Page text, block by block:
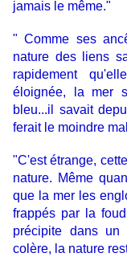
jamais le même."
" Comme ses
nature des liens
rapidement
éloignée, la mer
bleu...il savait
ferait le moindre
"C'est étrange,
nature. Même
que la mer les
frappés par la
précipite dans
colère, la nature